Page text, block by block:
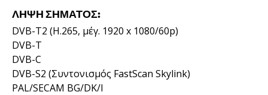
ΛΉΨΗ ΣΉΜΑΤΟΣ:
DVB-T2 (H.265, μέγ. 1920 x 1080/60p)
DVB-T
DVB-C
DVB-S2 (Συντονισμός FastScan Skylink)
PAL/SECAM BG/DK/I